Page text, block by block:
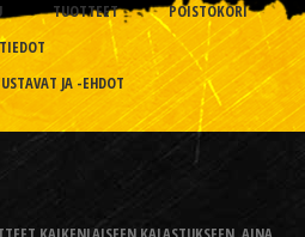
TUOTTEET
POISTOKORI
JA -EHDOT